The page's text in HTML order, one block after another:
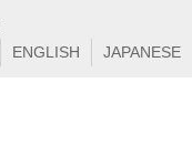
ENGLISH JAPANESE